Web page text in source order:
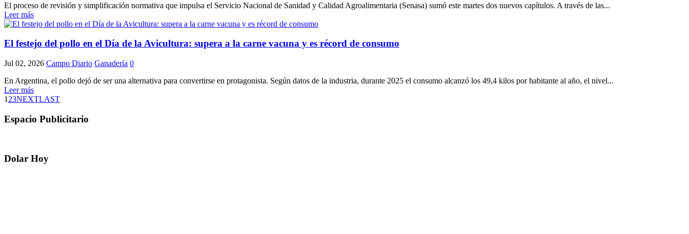
El proceso de revisión y simplificación normativa que impulsa el Servicio Nacional de Sanidad y Calidad Agroalimentaria (Senasa) sumó este martes dos nuevos capítulos. A través de las...
Leer más
El festejo del pollo en el Día de la Avicultura: supera a la carne vacuna y es récord de consumo
Jul 02, 2026 Campo Diario Ganadería 0
En Argentina, el pollo dejó de ser una alternativa para convertirse en protagonista. Según datos de la industria, durante 2025 el consumo alcanzó los 49,4 kilos por habitante al año, el nivel...
Leer más
1 23NEXTLAST
Espacio Publicitario
Dolar Hoy